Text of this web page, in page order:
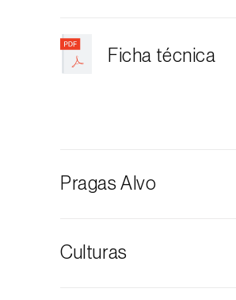
Ficha técnica
Pragas Alvo
Culturas